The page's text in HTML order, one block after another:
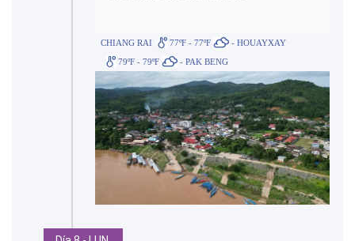
CHIANG RAI 77ºF - 77ºF
- HOUAYXAY
79ºF - 79ºF
- PAK BENG